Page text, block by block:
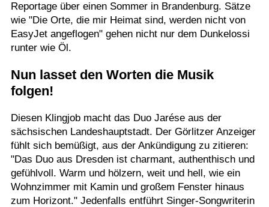
Reportage über einen Sommer in Brandenburg. Sätze
wie "Die Orte, die mir Heimat sind, werden nicht von
EasyJet angeflogen" gehen nicht nur dem Dunkelossi
runter wie Öl.
Nun lasset den Worten die Musik
folgen!
Diesen Klingjob macht das Duo Jarése aus der
sächsischen Landeshauptstadt. Der Görlitzer Anzeiger
fühlt sich bemüßigt, aus der Ankündigung zu zitieren:
"Das Duo aus Dresden ist charmant, authenthisch und
gefühlvoll. Warm und hölzern, weit und hell, wie ein
Wohnzimmer mit Kamin und großem Fenster hinaus
zum Horizont." Jedenfalls entführt Singer-Songwriterin